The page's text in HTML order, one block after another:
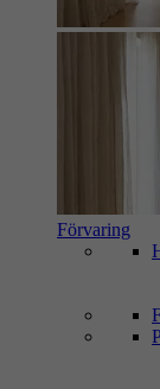
Förvaring